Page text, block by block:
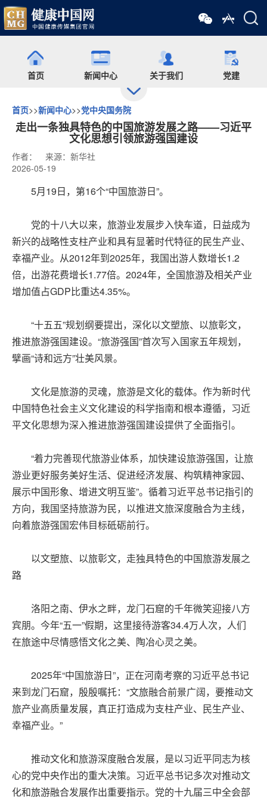
首页 新闻中心 关于我们 党建
出版 食药网 培训 会展
药师在线 舆情
首页>>新闻中心>>党中央国务院
走出一条独具特色的中国旅游发展之路——习近平
文化思想引领旅游强国建设
作者：
来源：新华社
2026-05-19
5月19日，第16个“中国旅游日”。
党的十八大以来，旅游业发展步入快车道，日益成为
新兴的战略性支柱产业和具有显著时代特征的民生产业、
幸福产业。从2012年到2025年，我国出游人数增长1.2
倍，出游花费增长1.77倍。2024年，全国旅游及相关产业
增加值占GDP比重达4.35%。
“十五五”规划纲要提出，深化以文塑旅、以旅彰文，
推进旅游强国建设。“旅游强国”首次写入国家五年规划，
擘画“诗和远方”壮美风景。
文化是旅游的灵魂，旅游是文化的载体。作为新时代
中国特色社会主义文化建设的科学指南和根本遵循，习近
平文化思想为深入推进旅游强国建设提供了全面指引。
“着力完善现代旅游业体系，加快建设旅游强国，让旅
游业更好服务美好生活、促进经济发展、构筑精神家园、
展示中国形象、增进文明互鉴”。循着习近平总书记指引的
方向，我国坚持旅游为民，以推进文旅深度融合为主线，
向着旅游强国宏伟目标砥砺前行。
以文塑旅、以旅彰文，走独具特色的中国旅游发展之
路
洛阳之南、伊水之畔，龙门石窟的千年微笑迎接八方
宾朋。今年“五一”假期，这里接待游客34.4万人次，人们
在旅途中尽情感悟文化之美、陶冶心灵之美。
2025年“中国旅游日”，正在河南考察的习近平总书记
来到龙门石窟，殷殷嘱托：“文旅融合前景广阔，要推动文
旅产业高质量发展，真正打造成为支柱产业、民生产业、
幸福产业。”
推动文化和旅游深度融合发展，是以习近平同志为核
心的党中央作出的重大决策。习近平总书记多次对推动文
化和旅游融合发展作出重要指示。党的十九届三中全会部